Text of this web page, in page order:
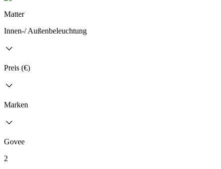
Matter
Innen-/ Außenbeleuchtung
Preis (€)
Marken
Govee
2